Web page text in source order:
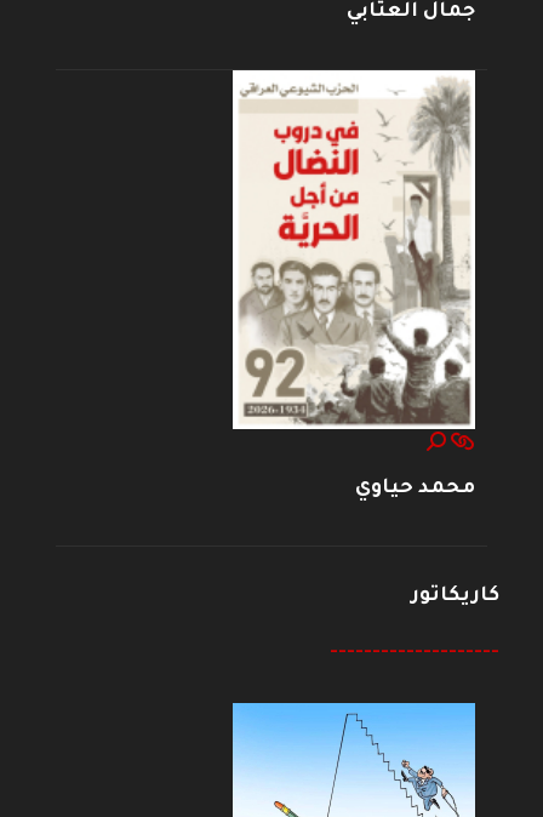
جمال العتابي
محمد حياوي
كاريكاتور
--------------------